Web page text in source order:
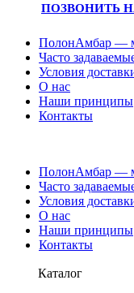
ПОЗВОНИТЬ
ПолонАмбар —
Часто
Условия
О нас
Наши принципы
Контакты
ПолонАмбар —
Часто
Условия
О нас
Наши принципы
Контакты
Каталог